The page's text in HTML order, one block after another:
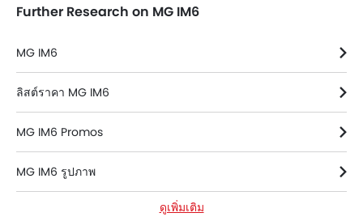
Further Research on MG IM6
MG IM6
ลิสต์ราคา MG IM6
MG IM6 Promos
MG IM6 รูปภาพ
ดูเพิ่มเติม